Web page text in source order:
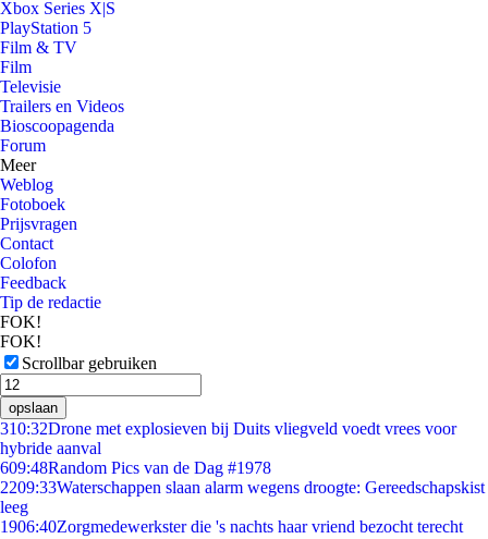
Xbox Series X|S
PlayStation 5
Film & TV
Film
Televisie
Trailers en Videos
Bioscoopagenda
Forum
Meer
Weblog
Fotoboek
Prijsvragen
Contact
Colofon
Feedback
Tip de redactie
FOK!
FOK!
Scrollbar gebruiken
opslaan
310:32Drone met explosieven bij Duits vliegveld voedt vrees voor
hybride aanval
609:48Random Pics van de Dag #1978
2209:33Waterschappen slaan alarm wegens droogte: Gereedschapskist
leeg
1906:40Zorgmedewerkster die 's nachts haar vriend bezocht terecht